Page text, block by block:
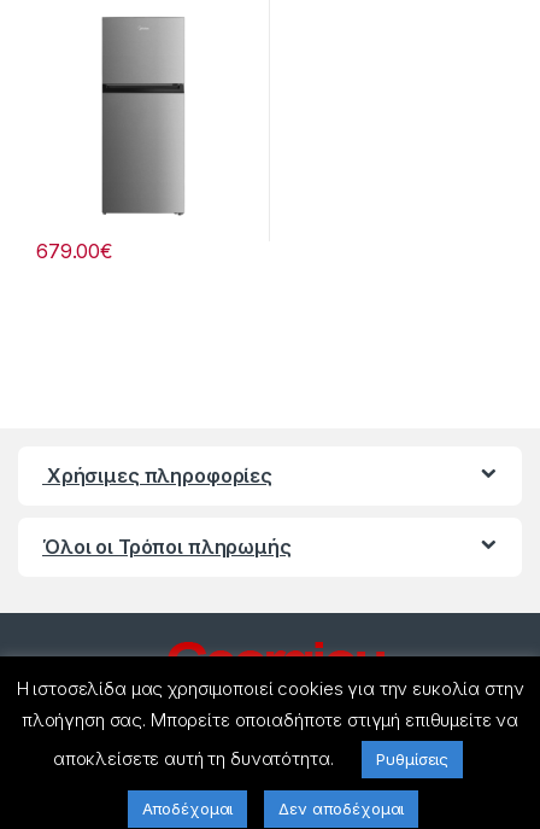
679.00€
Χρήσιμες πληροφορίες
Όλοι οι Τρόποι πληρωμής
Έχετε ερωτήσεις ? Καλέστε
μας!
(+30) 27440 21858
Η ιστοσελίδα μας χρησιμοποιεί cookies για την ευκολία στην
πλοήγηση σας. Μπορείτε οποιαδήποτε στιγμή επιθυμείτε να
αποκλείσετε αυτή τη δυνατότητα.
Ρυθμίσεις
Αποδέχομαι Δεν αποδέχομαι